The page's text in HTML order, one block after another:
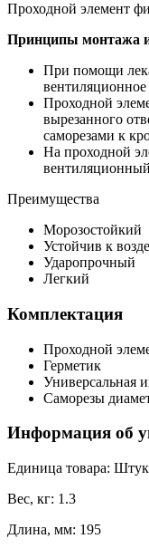
Проходной элемент
Принципы монтажа и
При помощи
вентиляционное
Проходной
вырезанного
саморезами к
На проходной
Преимущества
Морозостойкий
Устойчив к
Ударопрочный
Легкий
Комплектация
Проходной
Герметик
Универсальная
Саморезы
Информация об
Единица товара:
Вес, кг: 1.3
Длина, мм: 195